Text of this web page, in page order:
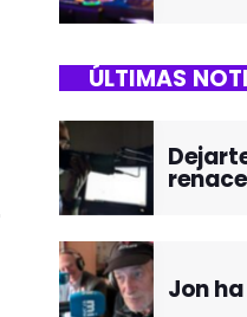
ÚLTIMAS
Jon